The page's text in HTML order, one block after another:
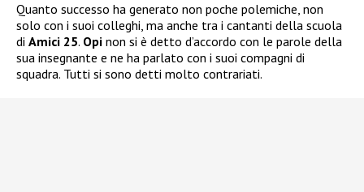
Quanto successo ha generato non poche polemiche, non
solo con i suoi colleghi, ma anche tra i cantanti della scuola
di Amici 25. Opi non si è detto d’accordo con le parole della
sua insegnante e ne ha parlato con i suoi compagni di
squadra. Tutti si sono detti molto contrariati.